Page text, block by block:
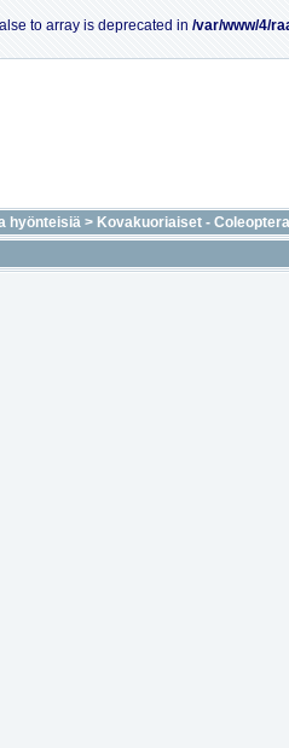
to array is deprecated in /var/www/4/
hyönteisiä > Kovakuoriaiset - Coleoptera